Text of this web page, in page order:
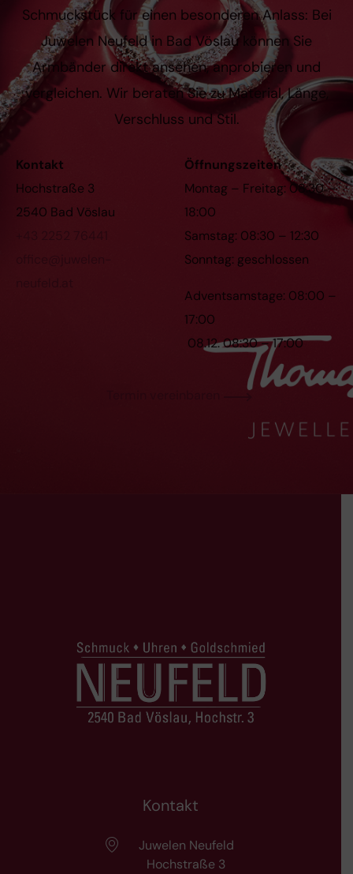
Schmuckstück für einen besonderen Anlass: Bei
Juwelen Neufeld in Bad Vöslau können Sie
Armbänder direkt ansehen, anprobieren und
vergleichen. Wir beraten Sie zu Material, Länge,
Verschluss und Stil.
Kontakt
Hochstraße 3
2540 Bad Vöslau
office@juwelen-
Öffnungszeiten
Montag – Freitag: 08:30 –
18:00
Samstag: 08:30 – 12:30
Sonntag: geschlossen
Adventsamstage: 08:00 –
17:00
08.12. 08:30 – 17:00
Kontakt
Juwelen Neufeld
Hochstraße 3